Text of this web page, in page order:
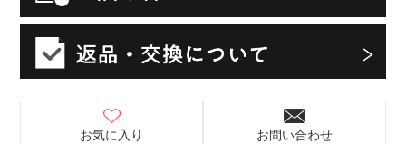
お気に入り お問い合わせ